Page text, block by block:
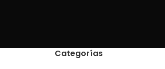
Categorías